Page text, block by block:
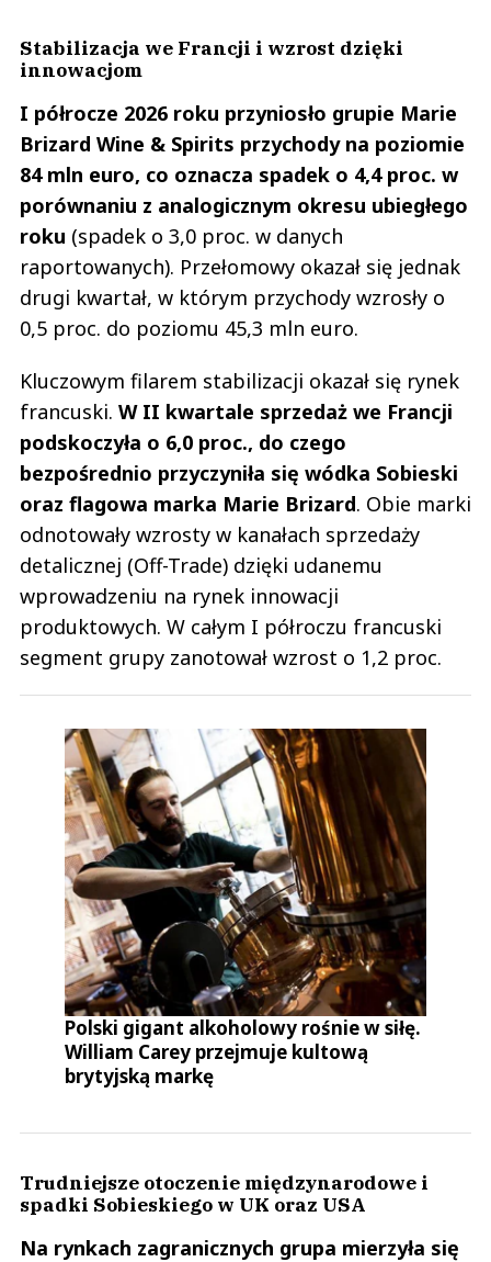
Stabilizacja we Francji i wzrost dzięki
innowacjom
I półrocze 2026 roku przyniosło grupie Marie
Brizard Wine & Spirits przychody na poziomie
84 mln euro, co oznacza spadek o 4,4 proc. w
porównaniu z analogicznym okresu ubiegłego
roku (spadek o 3,0 proc. w danych
raportowanych). Przełomowy okazał się jednak
drugi kwartał, w którym przychody wzrosły o
0,5 proc. do poziomu 45,3 mln euro.
Kluczowym filarem stabilizacji okazał się rynek
francuski. W II kwartale sprzedaż we Francji
podskoczyła o 6,0 proc., do czego
bezpośrednio przyczyniła się wódka Sobieski
oraz flagowa marka Marie Brizard. Obie marki
odnotowały wzrosty w kanałach sprzedaży
detalicznej (Off-Trade) dzięki udanemu
wprowadzeniu na rynek innowacji
produktowych. W całym I półroczu francuski
segment grupy zanotował wzrost o 1,2 proc.
Polski gigant alkoholowy rośnie w siłę.
William Carey przejmuje kultową
brytyjską markę
Trudniejsze otoczenie międzynarodowe i
spadki Sobieskiego w UK oraz USA
Na rynkach zagranicznych grupa mierzyła się